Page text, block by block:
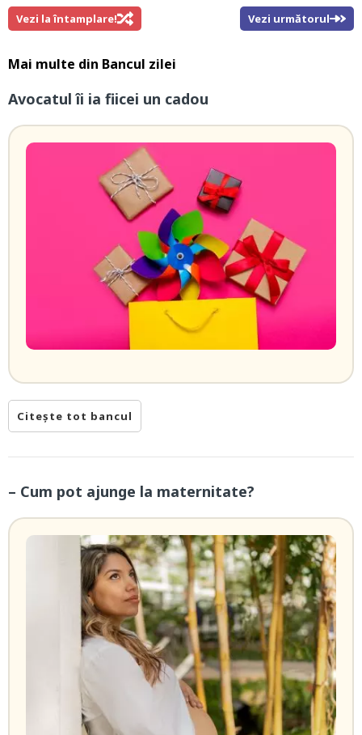
Vezi la întamplare! Vezi următorul
Mai multe din Bancul zilei
Avocatul îi ia fiicei un cadou
Citește tot bancul
– Cum pot ajunge la maternitate?